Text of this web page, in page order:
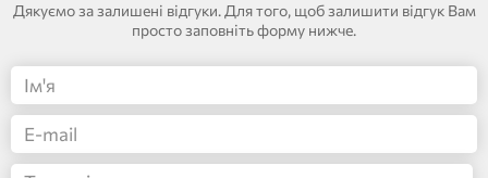
Дякуємо за залишені відгуки. Для того, щоб залишити відгук Вам
просто заповніть форму нижче.